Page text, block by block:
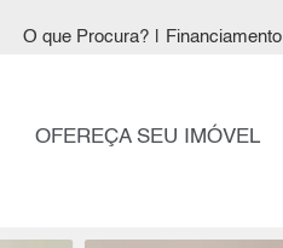
O que Procura? Financiamento
OFEREÇA SEU IMÓVEL